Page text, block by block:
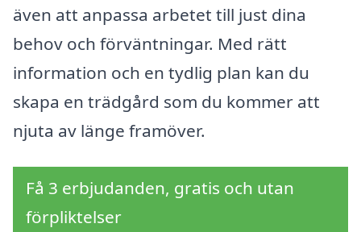
även att anpassa arbetet till just dina
behov och förväntningar. Med rätt
information och en tydlig plan kan du
skapa en trädgård som du kommer att
njuta av länge framöver.
Få 3 erbjudanden, gratis och utan
förpliktelser